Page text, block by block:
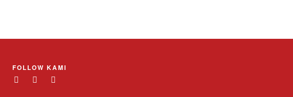
FOLLOW KAMI